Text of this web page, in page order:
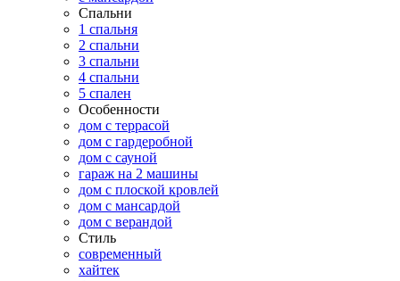
Спальни
1 спальня
2 спальни
3 спальни
4 спальни
5 спален
Особенности
дом с террасой
дом с гардеробной
дом с сауной
гараж на 2 машины
дом с плоской кровлей
дом с мансардой
дом с верандой
Стиль
современный
хайтек